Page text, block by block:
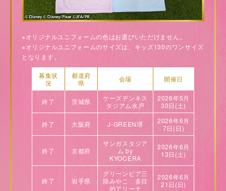
※オリジナルユニフォームの色はお選びいただけません。
※オリジナルユニフォームのサイズは、キッズ130のワンサイズ
となります。
募集状
況
都道府
県
会場 開催日
終了 茨城県
ケーズデンキス
タジアム水戸
2026年5月
30日(土)
終了 大阪府 J-GREEN堺
2026年6月
7日(日)
終了 京都府
サンガスタジア
ム by
KYOCERA
2026年6月
13日(土)
終了 岩手県
グリーンピア三
陸みやこ
多目
的アリーナ
2026年6月
21日(日)